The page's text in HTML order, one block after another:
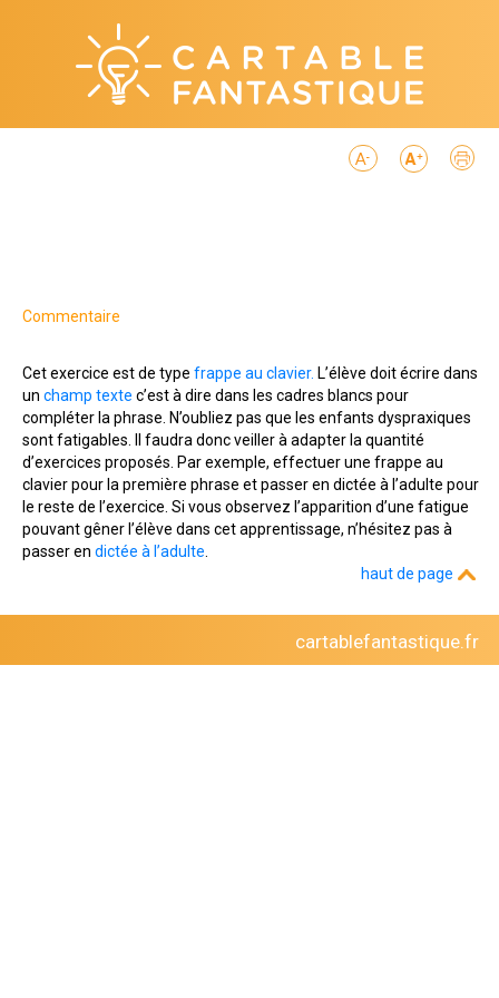
Commentaire
Cet exercice est de type frappe au clavier. L’élève doit écrire dans
un champ texte c’est à dire dans les cadres blancs pour
compléter la phrase. N’oubliez pas que les enfants dyspraxiques
sont fatigables. Il faudra donc veiller à adapter la quantité
d’exercices proposés. Par exemple, effectuer une frappe au
clavier pour la première phrase et passer en dictée à l’adulte pour
le reste de l’exercice. Si vous observez l’apparition d’une fatigue
pouvant gêner l’élève dans cet apprentissage, n’hésitez pas à
passer en dictée à l’adulte
haut de page
cartablefantastique.fr